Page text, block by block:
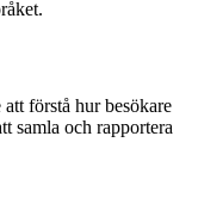
förstå hur besökare
samla och rapportera